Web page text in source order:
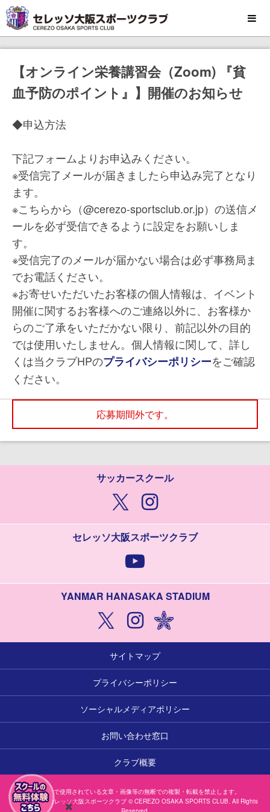
MENU
【オンライン栄養講習会（Zoom) 『貧
血予防のポイント』】開催のお知らせ
◆申込方法
下記フォームよりお申込みください。
※受信完了メールが届きましたら申込み完了となり
ます。
※こちらから（@cerezo-sportsclub.or.jp）の送信メ
ールを必ず受信できるように設定をお願いしま
す。
※受信完了のメールが届かない場合は必ず事務局ま
でお電話ください。
※お寄せいただいたお客様の個人情報は、イベント
開催に関するお客様へのご連絡以外に、お客様か
らのご了承をいただかない限り、前記以外の目的
では使用いたしません。個人情報に関して、詳し
くは当クラブHPのプライバシーポリシーをご確認
ください。
応募期間外です。
サッカースクール
セレッソ大阪スポーツクラブ
YANMAR HANASAKA STADIUM
サイトマップ
プライバシーポリシー
ソーシャルメディアポリシー
お問い合わせ窓口
クラブ概要
本サイトで使用されている文章・画像等の無断での複製・転載を禁止します。
一般社団法人セレッソ大阪スポーツクラブ © CEREZO OSAKA SPORTS CLUB. All Rights